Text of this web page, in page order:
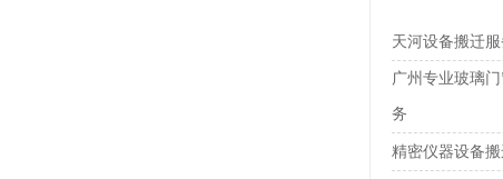
天河设备搬迁
广州专业玻璃
务
精密仪器设备